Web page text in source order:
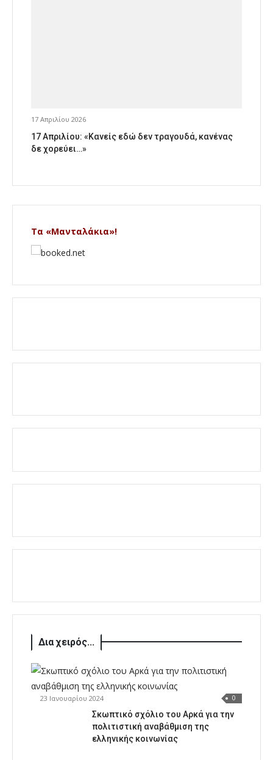
17 Απριλίου 2026
17 Απριλίου: «Κανείς εδώ δεν τραγουδά, κανένας
δε χορεύει…»
Τα «Μανταλάκια»!
Δια χειρός...
23 Ιανουαρίου 2024 0
Σκωπτικό σχόλιο του Αρκά για την
πολιτιστική αναβάθμιση της
ελληνικής κοινωνίας